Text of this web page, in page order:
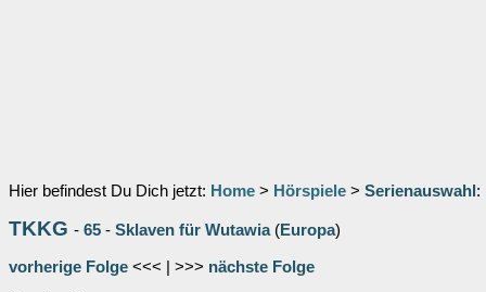
Hier befindest Du Dich jetzt: Home > Hörspiele > Serienauswahl :
TKKG - 65 - Sklaven für Wutawia(Europa)
vorherige Folge <<< | >>> nächste Folge